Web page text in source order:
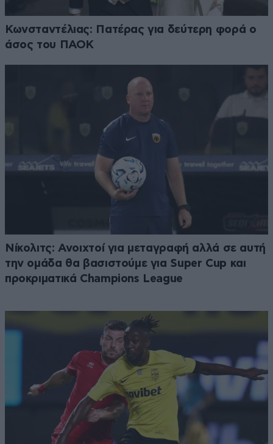
Κωνσταντέλιας: Πατέρας για δεύτερη φορά ο
άσος του ΠΑΟΚ
Νίκολιτς: Ανοιχτοί για μεταγραφή αλλά σε αυτή
την ομάδα θα βασιστούμε για Super Cup και
προκριματικά Champions League